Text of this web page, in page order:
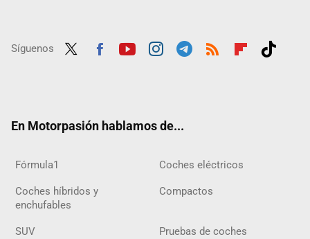
Síguenos
En Motorpasión hablamos de...
Fórmula1 Coches eléctricos
Coches híbridos y
enchufables
Compactos
SUV Pruebas de coches